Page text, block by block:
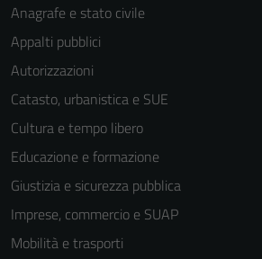
Anagrafe e stato civile
Appalti pubblici
Autorizzazioni
Catasto, urbanistica e SUE
Cultura e tempo libero
Educazione e formazione
Giustizia e sicurezza pubblica
Imprese, commercio e SUAP
Mobilità e trasporti